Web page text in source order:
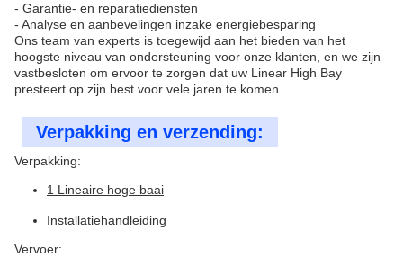
- Garantie- en reparatiediensten
- Analyse en aanbevelingen inzake energiebesparing
Ons team van experts is toegewijd aan het bieden van het
hoogste niveau van ondersteuning voor onze klanten, en we zijn
vastbesloten om ervoor te zorgen dat uw Linear High Bay
presteert op zijn best voor vele jaren te komen.
Verpakking en verzending:
Verpakking:
1 Lineaire hoge baai
Installatiehandleiding
Vervoer: